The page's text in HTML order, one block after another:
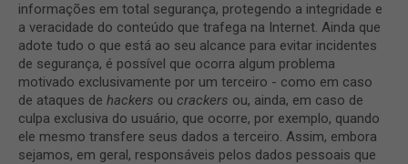
informações em total segurança, protegendo a integridade e
a veracidade do conteúdo que trafega na Internet. Ainda que
adote tudo o que está ao seu alcance para evitar incidentes
de segurança, é possível que ocorra algum problema
motivado exclusivamente por um terceiro - como em caso
de ataques de hackers ou crackers ou, ainda, em caso de
culpa exclusiva do usuário, que ocorre, por exemplo, quando
ele mesmo transfere seus dados a terceiro. Assim, embora
sejamos, em geral, responsáveis pelos dados pessoais que